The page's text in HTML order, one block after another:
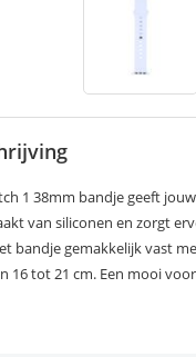
1 38mm bandje geeft
van siliconen en zorgt
bandje gemakkelijk vast
16 tot 21 cm. Een mooi